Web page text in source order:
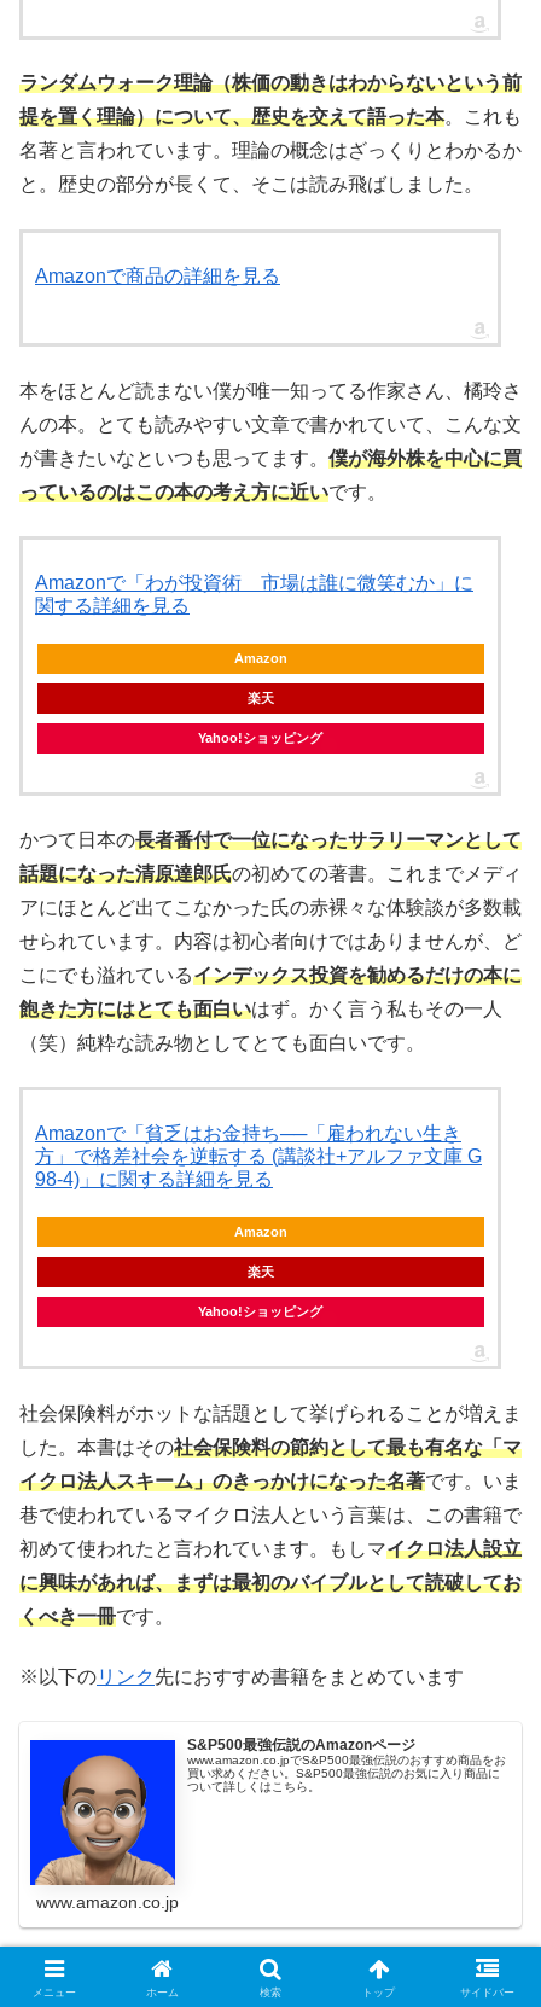
ランダムウォーク理論（株価の動きはわからないという前
提を置く理論）について、歴史を交えて語った本。これも
名著と言われています。理論の概念はざっくりとわかるか
と。歴史の部分が長くて、そこは読み飛ばしました。
Amazonで商品の詳細を見る
本をほとんど読まない僕が唯一知ってる作家さん、橘玲さ
んの本。とても読みやすい文章で書かれていて、こんな文
が書きたいなといつも思ってます。 僕が海外株を中心に買
っているのはこの本の考え方に近いです。
Amazonで「わが投資術 市場は誰に微笑むか」に
関する詳細を見る
Amazon
楽天
Yahoo!ショッピング
かつて日本の長者番付で一位になったサラリーマンとして
話題になった清原達郎氏の初めての著書。これまでメディ
アにほとんど出てこなかった氏の赤裸々な体験談が多数載
せられています。内容は初心者向けではありませんが、ど
こにでも溢れているインデックス投資を勧めるだけの本に
飽きた方にはとても面白いはず。かく言う私もその一人
（笑）純粋な読み物としてとても面白いです。
Amazonで「貧乏はお金持ち──「雇われない生き
方」で格差社会を逆転する (講談社+アルファ文庫 G
98-4)」に関する詳細を見る
Amazon
楽天
Yahoo!ショッピング
社会保険料がホットな話題として挙げられることが増えま
した。本書はその社会保険料の節約として最も有名な「マ
イクロ法人スキーム」のきっかけになった名著です。いま
巷で使われているマイクロ法人という言葉は、この書籍で
初めて使われたと言われています。もしマイクロ法人設立
に興味があれば、まずは最初のバイブルとして読破してお
くべき一冊です。
※以下のリンク先におすすめ書籍をまとめています
S&P500最強伝説のAmazonページ
www.amazon.co.jpでS&P500最強伝説のおすすめ商品をお
買い求めください。S&P500最強伝説のお気に入り商品に
ついて詳しくはこちら。
www.amazon.co.jp
メニュー ホーム 検索 トップ サイドバー